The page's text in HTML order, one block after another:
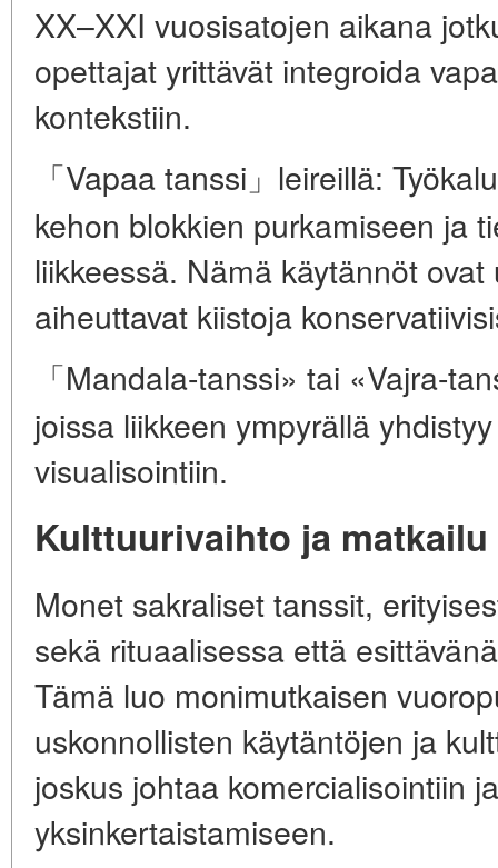
XX–XXI vuosisatojen aikana
opettajat yrittävät integroida
kontekstiin.
「Vapaa tanssi」leireillä:
kehon blokkien purkamiseen ja
liikkeessä. Nämä käytännöt
aiheuttavat kiistoja
「Mandala-tanssi» tai «Vajra-
joissa liikkeen ympyrällä
visualisointiin.
Kulttuurivaihto ja matkailu
Monet sakraliset tanssit,
sekä rituaalisessa että
Tämä luo monimutkaisen
uskonnollisten käytäntöjen ja
joskus johtaa komercialisointiin
yksinkertaistamiseen.